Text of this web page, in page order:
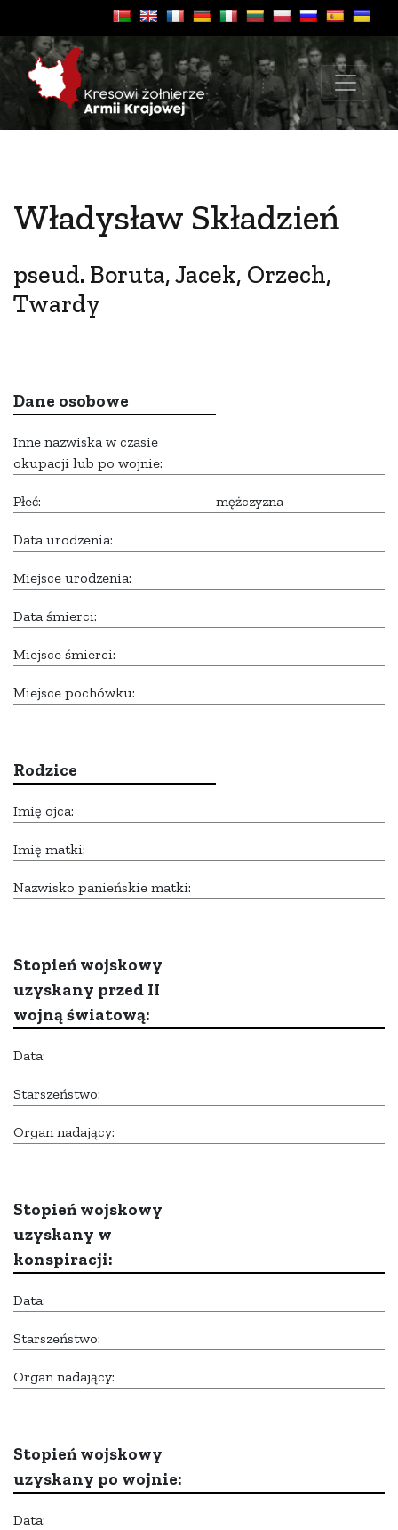
Władysław Składzień
pseud. Boruta, Jacek, Orzech,
Twardy
Dane osobowe
Inne nazwiska w czasie
okupacji lub po wojnie:
Płeć: mężczyzna
Data urodzenia:
Miejsce urodzenia:
Data śmierci:
Miejsce śmierci:
Miejsce pochówku:
Rodzice
Imię ojca:
Imię matki:
Nazwisko panieńskie matki:
Stopień wojskowy
uzyskany przed II
wojną światową:
Data:
Starszeństwo:
Organ nadający:
Stopień wojskowy
uzyskany w
konspiracji:
Data:
Starszeństwo:
Organ nadający:
Stopień wojskowy
uzyskany po wojnie:
Data: